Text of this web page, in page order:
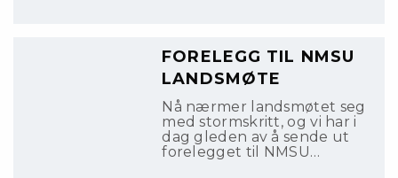
FORELEGG TIL NMSU
LANDSMØTE
Nå nærmer landsmøtet seg
med stormskritt, og vi har i
dag gleden av å sende ut
forelegget til NMSU